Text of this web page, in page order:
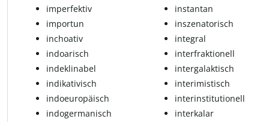
imperfektiv
im­por­tun
in­cho­a­tiv
indoarisch
indeklinabel
in­di­ka­ti­visch
in­do­eu­ro­pä­isch
in­do­ger­ma­nisch
instantan
in­sze­na­to­risch
in­te­g­ral
in­ter­frak­ti­o­nell
in­ter­ga­lak­tisch
in­te­ri­mis­tisch
interinstitutionell
in­ter­ka­lar